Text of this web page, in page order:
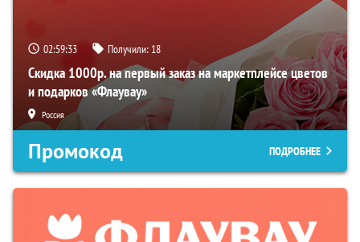
02:59:32 Получили: 18
Скидка 1000р. на первый заказ на маркетплейсе цветов
и подарков «Флаувау»
Россия
Промокод ПОДРОБНЕЕ